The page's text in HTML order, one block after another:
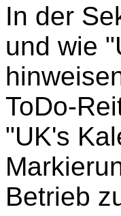
In der
und wie
ToDo-
"UK's
Betrieb